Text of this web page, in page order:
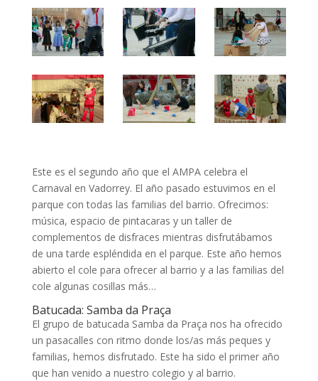
Este es el segundo año que el AMPA celebra el
Carnaval en Vadorrey. El año pasado estuvimos en el
parque con todas las familias del barrio. Ofrecimos:
música, espacio de pintacaras y un taller de
complementos de disfraces mientras disfrutábamos
de una tarde espléndida en el parque. Este año hemos
abierto el cole para ofrecer al barrio y a las familias del
cole algunas cosillas más…
Batucada: Samba da Praça
El grupo de batucada Samba da Praça nos ha ofrecido
un pasacalles con ritmo donde los/as más peques y
familias, hemos disfrutado. Este ha sido el primer año
que han venido a nuestro colegio y al barrio.